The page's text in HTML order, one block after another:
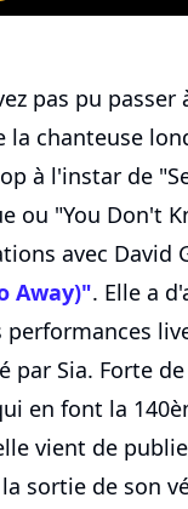
pas pu passer
la chanteuse
à l'instar de
ou "You Don't
avec David
Away)". Elle a
performances
par Sia. Forte
en font la
vient de
sortie de son